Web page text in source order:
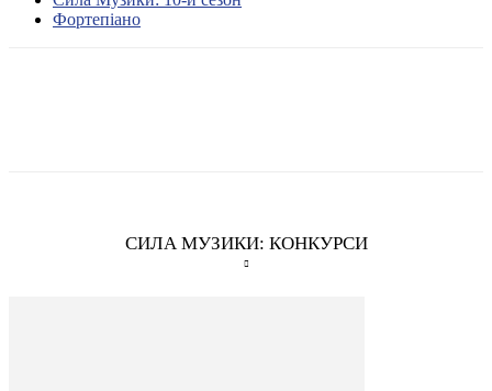
Фортепіано
СИЛА МУЗИКИ: КОНКУРСИ